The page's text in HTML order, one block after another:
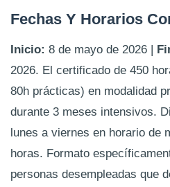
Fechas Y Horarios
Inicio: 8 de mayo de 2026 |
2026. El certificado de 450
80h prácticas) en modalidad
durante 3 meses intensivos.
lunes a viernes en horario de
horas. Formato
personas desempleadas que